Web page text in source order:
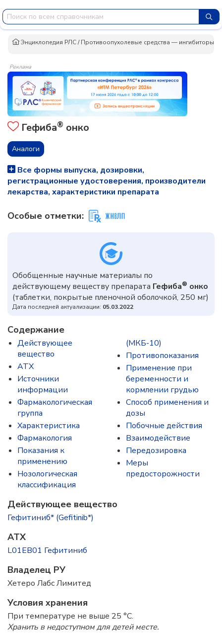
Энциклопедия РЛС/Противоопухолевые средства — ингибиторы
Реклама
Гефиба® онко
Аналоги
Все формы выпуска, дозировки,
регистрационные удостоверения, производители
лекарства, характеристики препарата
Особые отметки:
Обобщенные научные материалы по
действующему веществу препарата Гефиба® онко
(таблетки, покрытые пленочной оболочкой, 250 мг)
Дата последней актуализации: 05.03.2022
Содержание
Действующее
вещество
ATX
Источники
информации
Фармакологическая
группа
Характеристика
Фармакология
Показания к
применению
Нозологическая
классификация
(МКБ-10)
Противопоказания
Применение при
беременности и
кормлении грудью
Способ применения и
дозы
Побочные действия
Взаимодействие
Передозировка
Меры
предосторожности
Действующее вещество
Гефитиниб* (Gefitinib*)
ATX
L01EB01 Гефитиниб
Владелец РУ
Хетеро Лабс Лимитед
Условия хранения
При температуре не выше 25 °C.
Хранить в недоступном для детей месте.